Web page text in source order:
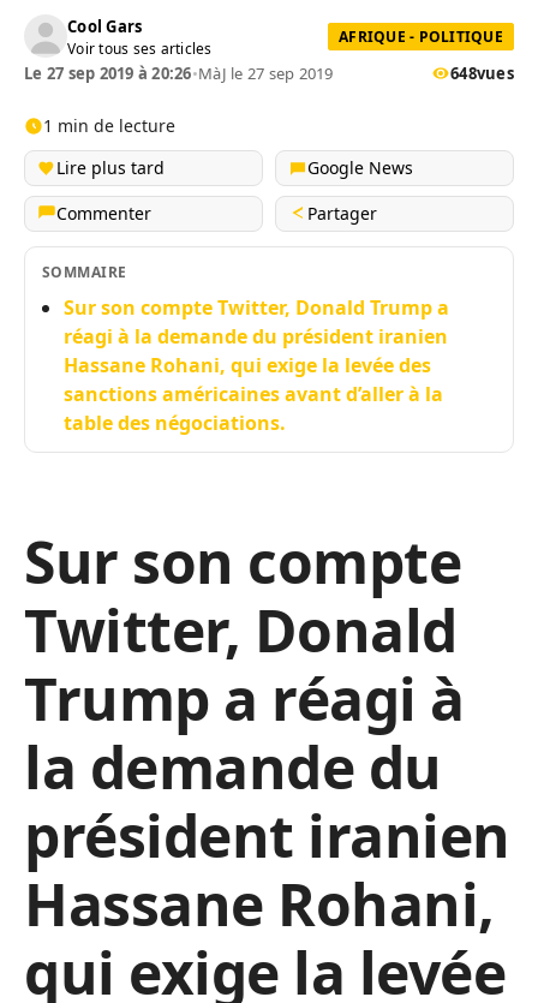
Cool Gars
Voir tous ses articles
AFRIQUE - POLITIQUE
Le 27 sep 2019 à 20:26•MàJ le 27 sep 2019 648vues
1 min de lecture
Lire plus tard
Google News
Commenter
Partager
SOMMAIRE
Sur son compte Twitter, Donald Trump a
réagi à la demande du président iranien
Hassane Rohani, qui exige la levée des
sanctions américaines avant d’aller à la
table des négociations.
Sur son compte
Twitter, Donald
Trump a réagi à
la demande du
président iranien
Hassane Rohani,
qui exige la levée